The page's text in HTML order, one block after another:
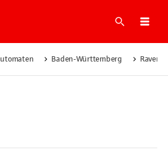
Suche
Baden-Württemberg